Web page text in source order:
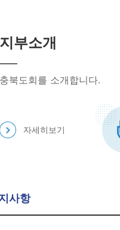
지부소개
충북도회를 소개합니다.
자세히보기
사항